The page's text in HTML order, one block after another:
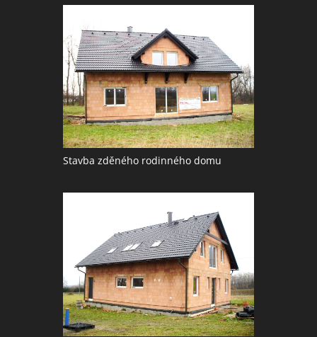
Stavba zděného rodinného domu